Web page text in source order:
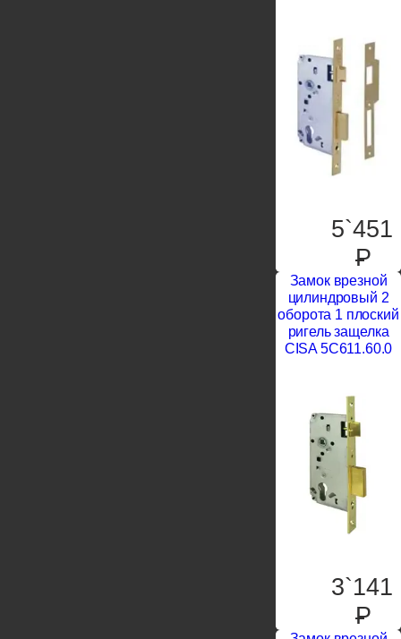
5`451
P
Замок врезной
цилиндровый 2
оборота 1 плоский
ригель защелка
CISA 5C611.60.0
3`141
P